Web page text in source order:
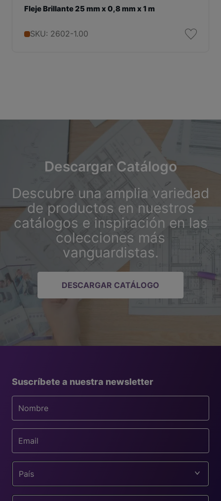
Fleje Brillante 25 mm x 0,8 mm x 1 m
SKU: 2602-1.00
Descargar Catálogo
Descubre una amplia variedad
de productos en nuestros
catálogos e inspiración en las
colecciones más
vanguardistas.
DESCARGAR CATÁLOGO
Suscríbete a nuestra newsletter
País